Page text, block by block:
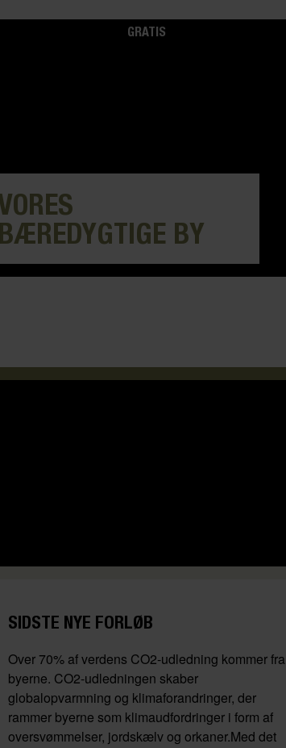
GRATIS
BÆREDYGTIGE BY
SIDSTE NYE FORLØB
Over 70% af verdens CO2-udledning kommer fra
byerne. CO2-udledningen skaber
globalopvarmning og klimaforandringer, der
rammer byerne som klimaudfordringer i form af
oversvømmelser, jordskælv og orkaner.Med det